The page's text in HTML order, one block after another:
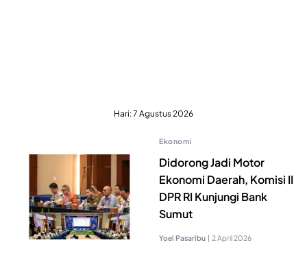
Hari:7 Agustus 2026
Ekonomi
Didorong Jadi Motor
Ekonomi Daerah, Komisi II
DPR RI Kunjungi Bank
Sumut
Yoel Pasaribu | 2 April 2026